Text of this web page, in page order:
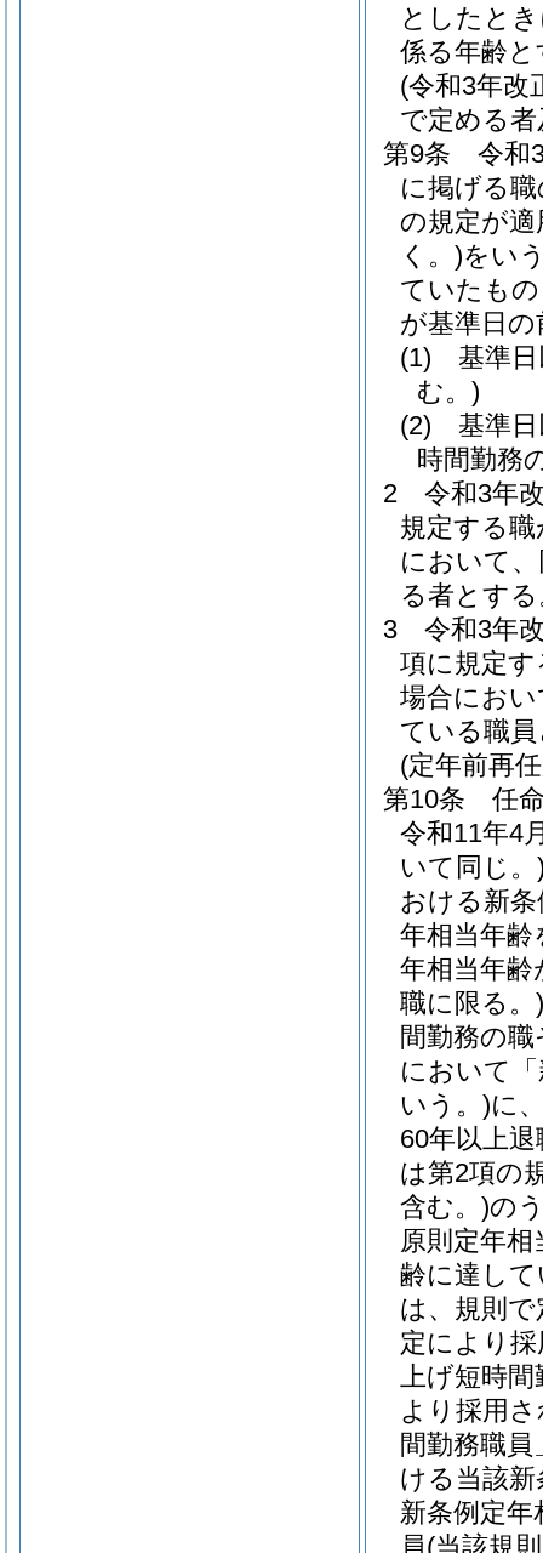
としたと
係る年齢
(令和3年改
で定める
第9条
令和
に掲げる
の規定が
く。)をい
ていたも
が基準日
(1)
基準
む。)
(2)
基準
時間勤務
2
令和3年
規定する
において
る者とす
3
令和3年
項に規定
場合にお
ている職
(定年前再
第10条
任
令和11年4
いて同じ。
おける新
年相当年
年相当年
職に限る。)
間勤務の
において
いう。)に
60年以上
は第2項の
含む。)の
原則定年
齢に達し
は、規則
定により
上げ短時間
より採用
間勤務職
ける当該
新条例定
員(当該規